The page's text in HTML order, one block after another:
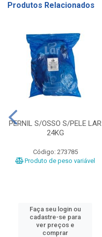
Produtos Relacionados
PERNIL S/OSSO S/PELE LAR
24KG
Código: 273785
Produto de peso variável
Faça seu login ou
cadastre-se para
ver preços e
comprar